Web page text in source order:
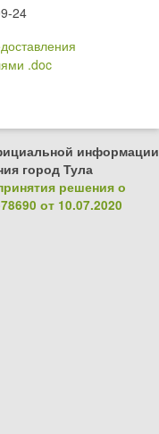
24
.doc
информации
город Тула
решения о
от 10.07.2020